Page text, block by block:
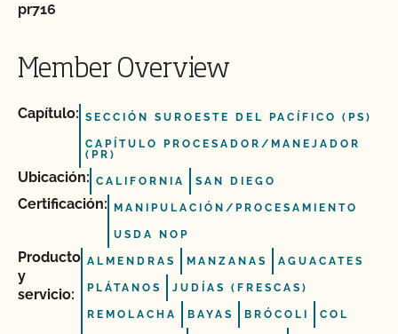
pr716
Member Overview
Capítulo: SECCIÓN SUROESTE DEL PACÍFICO (PS)
CAPÍTULO PROCESADOR/MANEJADOR
(PR)
Ubicación: CALIFORNIA SAN DIEGO
Certificación: MANIPULACIÓN/PROCESAMIENTO
USDA NOP
Producto
y
servicio:
ALMENDRAS MANZANAS AGUACATES
PLÁTANOS JUDÍAS (FRESCAS)
REMOLACHA BAYAS BRÓCOLI COL